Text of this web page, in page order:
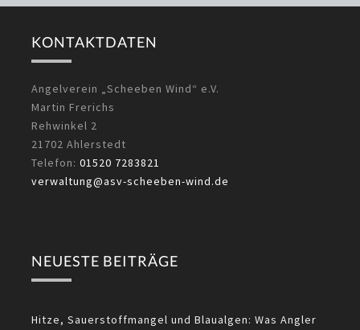
KONTAKTDATEN
Angelverein „Scheeben Wind“ e.V.
Martin Frerichs
Rehwinkel 2
21702 Ahlerstedt
Telefon: 01520 7283821
verwaltung@asv-scheeben-wind.de
NEUESTE BEITRÄGE
Hitze, Sauerstoffmangel und Blaualgen: Was Angler